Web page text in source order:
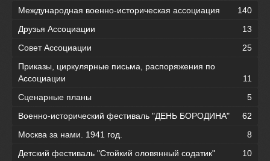
Международная военно-историческая ассоциация
140
Друзья Ассоциации
13
Совет Ассоциации
25
Приказы, циркулярные письма, распоряжения по
Ассоциации
11
Сценарные планы
5
Военно-исторический фестиваль "ДЕНЬ БОРОДИНА"
62
Москва за нами. 1941 год.
8
Детский фестиваль "Стойкий оловянный содатик"
10